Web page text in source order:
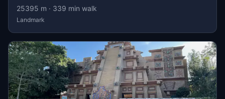
25395 m · 339 min walk
Landmark